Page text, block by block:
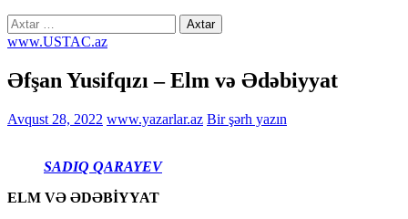
Axtarış:
www.USTAC.az
Əfşan Yusifqızı – Elm və Ədəbiyyat
Avqust 28, 2022 www.yazarlar.az Bir şərh yazın
SADIQ QARAYEV
ELM VƏ ƏDƏBİYYAT